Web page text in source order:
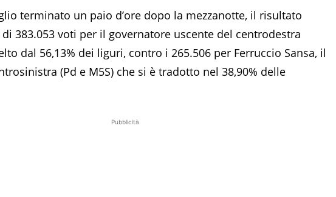
terminato un paio d’ore dopo la mezzanotte, il risultato
383.053 voti per il governatore uscente del centrodestra
dal 56,13% dei liguri, contro i 265.506 per Ferruccio Sansa, il
(Pd e M5S) che si è tradotto nel 38,90% delle
Pubblicità